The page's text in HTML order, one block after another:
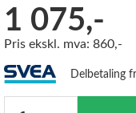
1 075,-
Pris ekskl. mva: 860,-
Delbetaling